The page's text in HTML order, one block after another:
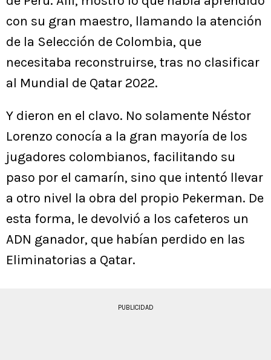
con su gran maestro, llamando la atención
de la Selección de Colombia, que
necesitaba reconstruirse, tras no clasificar
al Mundial de Qatar 2022.
Y dieron en el clavo. No solamente Néstor
Lorenzo conocía a la gran mayoría de los
jugadores colombianos, facilitando su
paso por el camarín, sino que intentó llevar
a otro nivel la obra del propio Pekerman. De
esta forma, le devolvió a los cafeteros un
ADN ganador, que habían perdido en las
Eliminatorias a Qatar.
PUBLICIDAD